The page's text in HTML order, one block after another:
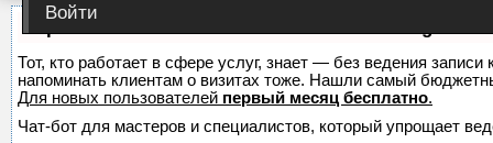
Войти
Тот, кто работает в сфере услуг, знает — без ведения
напоминать клиентам о визитах тоже. Нашли самый
Для новых пользователей первый месяц бесплатно.
Чат-бот для мастеров и специалистов, который упрощает